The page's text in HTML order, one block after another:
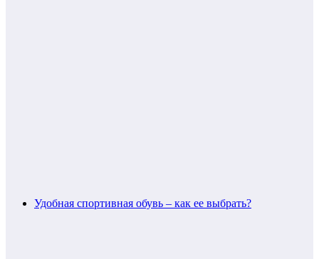
Удобная спортивная обувь – как ее выбрать?